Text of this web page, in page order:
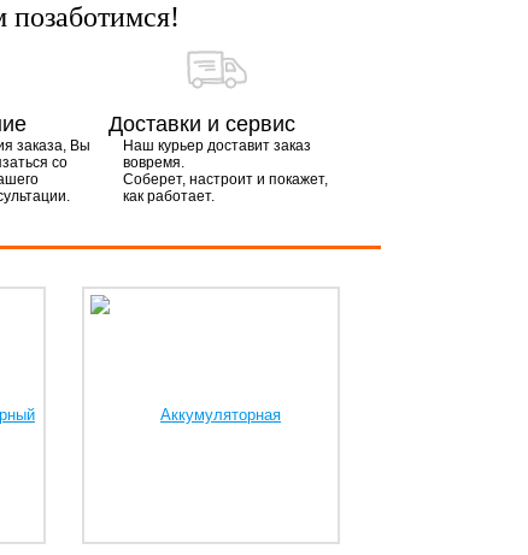
позаботимся!
заказа, Вы
со
Доставки и сервис
Наш курьер доставит заказ
вовремя.
Соберет, настроит и покажет,
как работает.